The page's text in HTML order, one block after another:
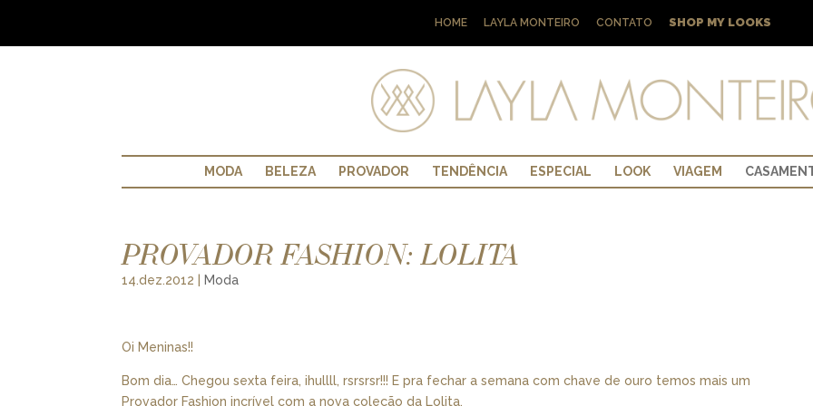
HOME LAYLA MONTEIRO CONTATO SHOP MY LOOKS
MODA BELEZA PROVADOR TENDÊNCIA ESPECIAL LOOK VIAGEM
PROVADOR FASHION: LOLITA
14.dez.2012 Moda
Oi Meninas!!
Bom dia… Chegou sexta feira, ihullll, rsrsrsr!!! E pra fechar a semana com chave de ouro temos mais um
Provador Fashion incrível com a nova coleção da Lolita.